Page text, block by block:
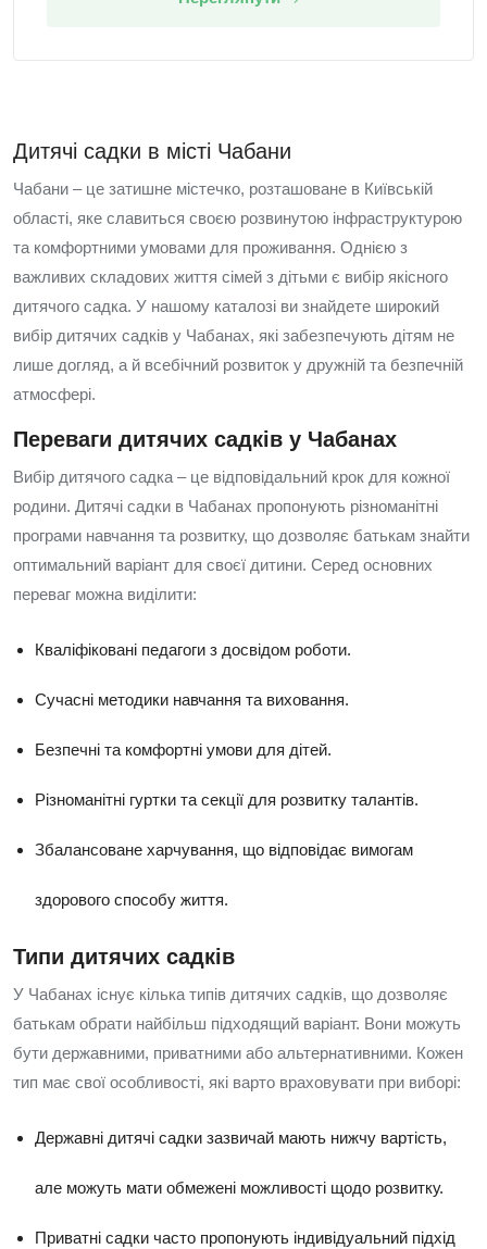
Дитячі садки в місті Чабани
Чабани – це затишне містечко, розташоване в Київській
області, яке славиться своєю розвинутою інфраструктурою
та комфортними умовами для проживання. Однією з
важливих складових життя сімей з дітьми є вибір якісного
дитячого садка. У нашому каталозі ви знайдете широкий
вибір дитячих садків у Чабанах, які забезпечують дітям не
лише догляд, а й всебічний розвиток у дружній та безпечній
атмосфері.
Переваги дитячих садків у Чабанах
Вибір дитячого садка – це відповідальний крок для кожної
родини. Дитячі садки в Чабанах пропонують різноманітні
програми навчання та розвитку, що дозволяє батькам знайти
оптимальний варіант для своєї дитини. Серед основних
переваг можна виділити:
Кваліфіковані педагоги з досвідом роботи.
Сучасні методики навчання та виховання.
Безпечні та комфортні умови для дітей.
Різноманітні гуртки та секції для розвитку талантів.
Збалансоване харчування, що відповідає вимогам
здорового способу життя.
Типи дитячих садків
У Чабанах існує кілька типів дитячих садків, що дозволяє
батькам обрати найбільш підходящий варіант. Вони можуть
бути державними, приватними або альтернативними. Кожен
тип має свої особливості, які варто враховувати при виборі:
Державні дитячі садки зазвичай мають нижчу вартість,
але можуть мати обмежені можливості щодо розвитку.
Приватні садки часто пропонують індивідуальний підхід